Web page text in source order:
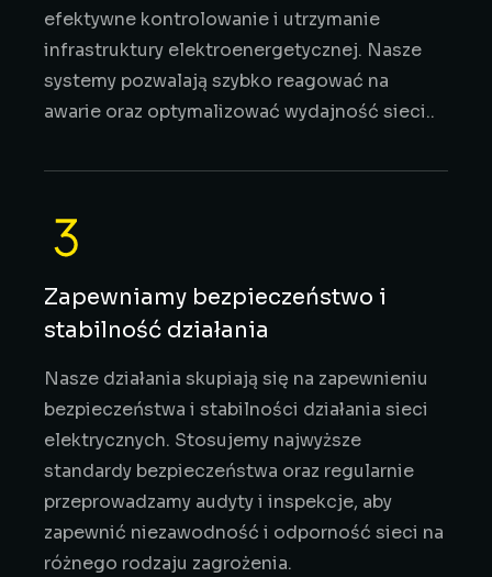
efektywne kontrolowanie i utrzymanie
infrastruktury elektroenergetycznej. Nasze
systemy pozwalają szybko reagować na
awarie oraz optymalizować wydajność sieci..
Zapewniamy bezpieczeństwo i
stabilność działania
Nasze działania skupiają się na zapewnieniu
bezpieczeństwa i stabilności działania sieci
elektrycznych. Stosujemy najwyższe
standardy bezpieczeństwa oraz regularnie
przeprowadzamy audyty i inspekcje, aby
zapewnić niezawodność i odporność sieci na
różnego rodzaju zagrożenia.